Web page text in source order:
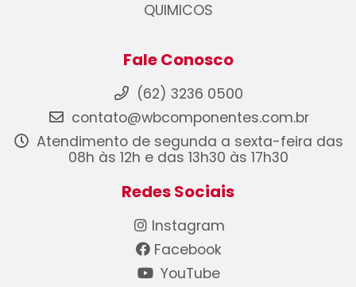
QUIMICOS
Fale Conosco
(62) 3236 0500
contato@wbcomponentes.com.br
Atendimento de segunda a sexta-feira das
08h às 12h e das 13h30 às 17h30
Redes Sociais
Instagram
Facebook
YouTube